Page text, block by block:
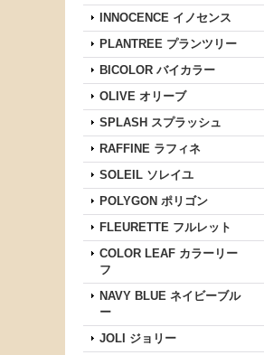
INNOCENCE イノセンス
PLANTREE プランツリー
BICOLOR バイカラー
OLIVE オリーブ
SPLASH スプラッシュ
RAFFINE ラフィネ
SOLEIL ソレイユ
POLYGON ポリゴン
FLEURETTE フルレット
COLOR LEAF カラーリー
フ
NAVY BLUE ネイビーブル
ー
JOLI ジョリー